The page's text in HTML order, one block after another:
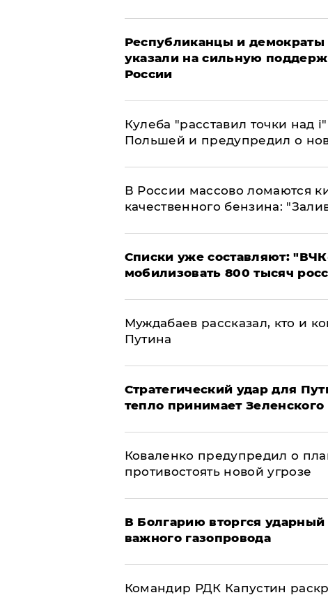
Республиканцы и демократы
указали на сильную
России
Кулеба "расставил точки над
Польшей и предупредил о
В России массово ломаются
качественного бензина:
Списки уже составляют:
мобилизовать 800 тысяч
Муждабаев рассказал, кто и
Путина
Стратегический удар для
тепло принимает
Коваленко предупредил о
противостоять новой угрозе
В Болгарию вторгся
важного газопровода
Командир РДК Капустин